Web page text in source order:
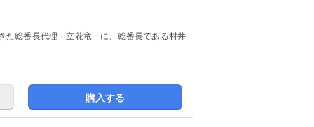
た総番長代理・立花竜一に、総番長である村井
購入する